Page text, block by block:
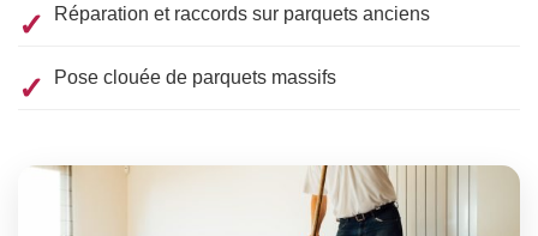
Réparation et raccords sur parquets anciens
Pose clouée de parquets massifs